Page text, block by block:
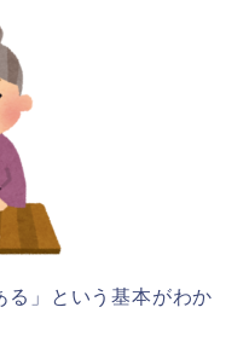
る」という基本がわか